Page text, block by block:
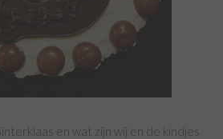
en wat zijn wij en de kindjes